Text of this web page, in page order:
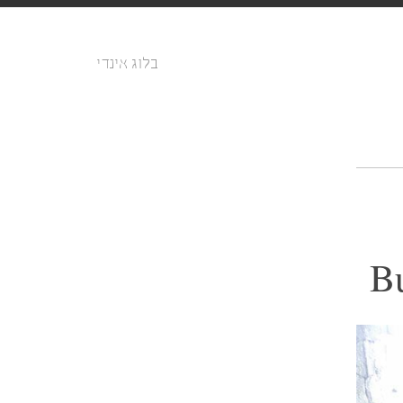
בלוג אינדי